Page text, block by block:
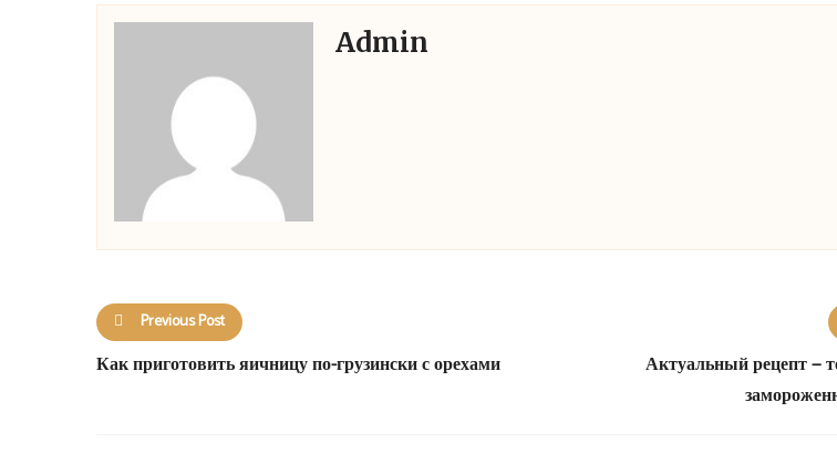
Admin
Previous Post
Как приготовить яичницу по-грузински с орехами
Актуальный рецепт —